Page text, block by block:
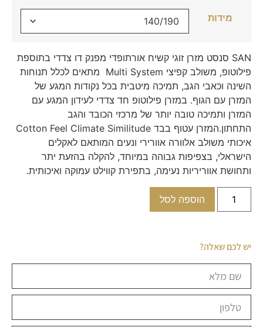
מידות
SAN סנסט מזרן זוגי קשיח אורתופדי מפנק דו צדדי בתוספת
פילוטופ, משולב קפיצי Multi System מתאים לכלל תנוחות
השינה וכאבי הגב, תמיכה מיטבית בכל נקודות המגע של
המזרן עם הגוף. במזרן פילוטופ חד צדדי לעידון המגע עם
המזרן ותמיכה טובה יותר של מרכזי הכובד והגב
התחתון.המזרן עטוף בבד Cotton Feel Climate Similitude
איכותי משולב אלוורה אוורירי ונעים המותאם לאקלים
הישראלי, בצפיפות גבוהה במיוחד, להקלה בהזעת יתר
ותחושת אווריריות נעימה, בתפירת קווילט עמוקה ואיכותית.
הוספה לסל
יש לכם שאלה?